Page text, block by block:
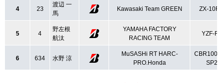
4 23
渡辺 一
馬
Kawasaki Team GREEN ZX-
5 4
野左根
航汰
YAMAHA FACTORY
RACING TEAM
YZF-R1
6 634 水野 涼
MuSASHi RT HARC-
PRO.Honda
SP2